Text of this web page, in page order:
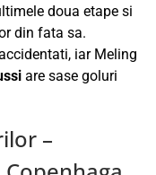
doua etape si
din fata sa.
iar Meling
are sase goluri
–